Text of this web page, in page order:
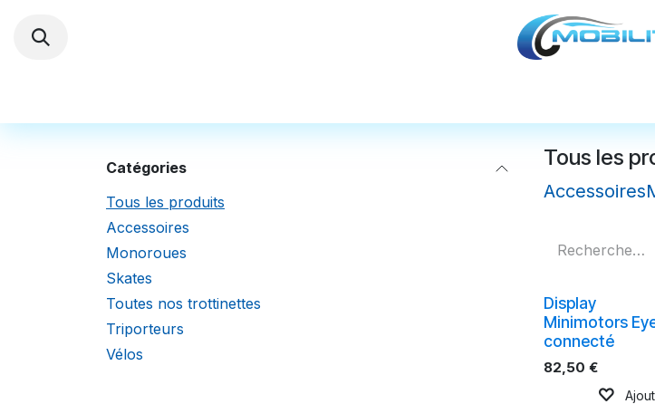
Catégories
Tous les produits
Accessoires
Monoroues
Skates
Toutes nos trottinettes
Triporteurs
Vélos
Tous les
Accessoires
Display
Minimotors
connecté
82,50 €